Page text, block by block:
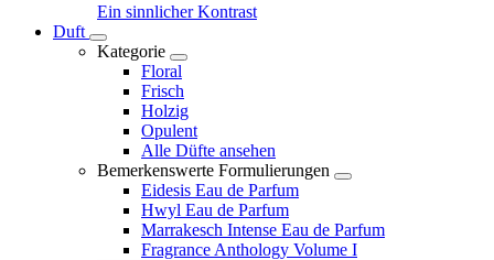
Ein sinnlicher Kontrast
Duft
Kategorie
Floral
Frisch
Holzig
Opulent
Alle Düfte ansehen
Bemerkenswerte Formulierungen
Eidesis Eau de Parfum
Hwyl Eau de Parfum
Marrakesch Intense Eau de Parfum
Fragrance Anthology Volume I